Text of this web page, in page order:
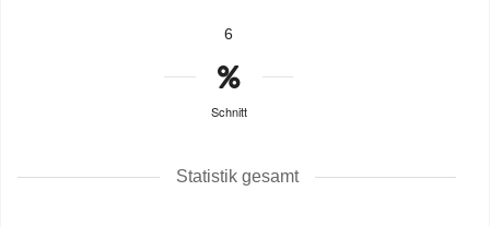
6
Schnitt
Statistik gesamt